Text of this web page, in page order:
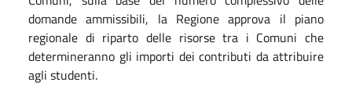
domande ammissibili, la Regione approva il piano
regionale di riparto delle risorse tra i Comuni che
determineranno gli importi dei contributi da attribuire
agli studenti.